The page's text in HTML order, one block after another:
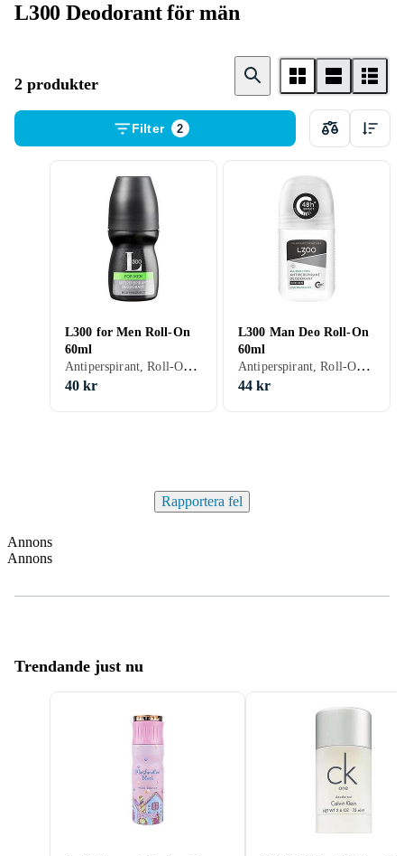
L300 Deodorant för män
2 produkter
Filter 2
L300 for Men Roll-On
60ml
Antiperspirant, Roll-On, Herr, 60 ml
40 kr
L300 Man Deo Roll-On
60ml
Antiperspirant, Roll-On, Herr, 60 ml
44 kr
Rapportera fel
Annons
Annons
Trendande just nu